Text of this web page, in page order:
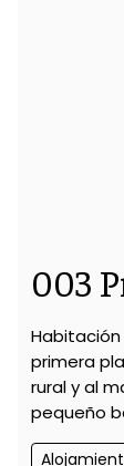
003
primera
rural y al
pequeño